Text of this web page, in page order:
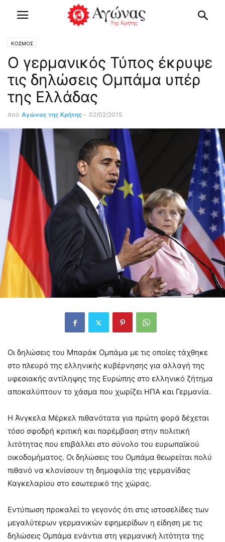
ΚΟΣΜΟΣ
Ο γερμανικός Τύπος έκρυψε
τις δηλώσεις Ομπάμα υπέρ
της Ελλάδας
Από Αγώνας της Κρήτης - 02/02/2015
Οι δηλώσεις του Μπαράκ Ομπάμα με τις οποίες τάχθηκε
στο πλευρό της ελληνικής κυβέρνησης για αλλαγή της
υφεσιακής αντίληψης της Ευρώπης στο ελληνικό ζήτημα
αποκαλύπτουν το χάσμα που χωρίζει ΗΠΑ και Γερμανία.
Η Άνγκελα Μέρκελ πιθανότατα για πρώτη φορά δέχεται
τόσο σφοδρή κριτική και παρέμβαση στην πολιτική
λιτότητας που επιβάλλει στο σύνολο του ευρωπαϊκού
οικοδομήματος. Οι δηλώσεις του Ομπάμα θεωρείται πολύ
πιθανό να κλονίσουν τη δημοφιλία της γερμανίδας
Καγκελαρίου στο εσωτερικό της χώρας.
Εντύπωση προκαλεί το γεγονός ότι στις ιστοσελίδες των
μεγαλύτερων γερμανικών εφημερίδων η είδηση με τις
δηλώσεις Ομπάμα ενάντια στη γερμανική λιτότητα της